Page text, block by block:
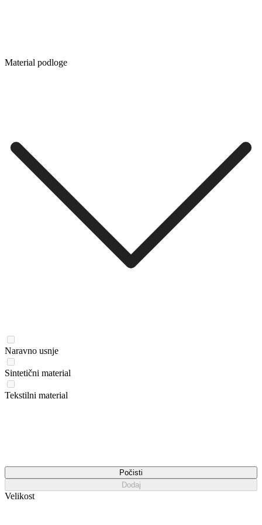
Material podloge
Naravno usnje
Sintetični material
Tekstilni material
Počisti
Dodaj
Velikost